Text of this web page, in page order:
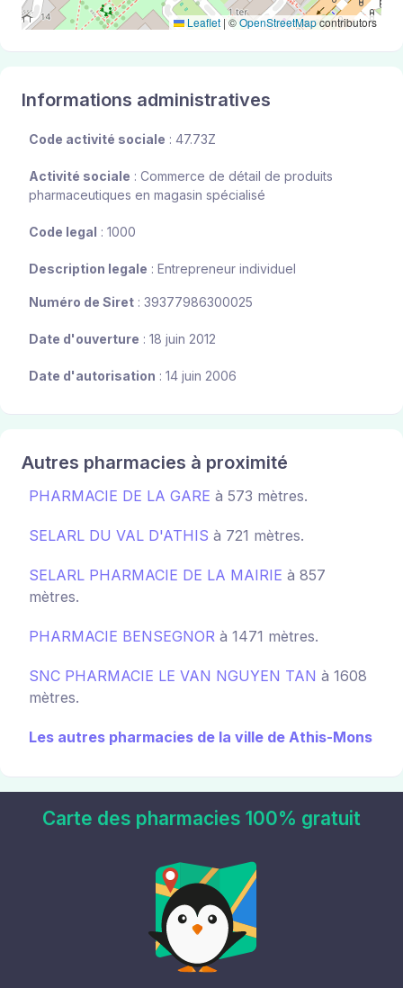
Leaflet |©OpenStreetMapcontributors
Informations administratives
Code activité sociale : 47.73Z
Activité sociale : Commerce de détail de produits
pharmaceutiques en magasin spécialisé
Code legal : 1000
Description legale : Entrepreneur individuel
Numéro de Siret : 39377986300025
Date d'ouverture : 18 juin 2012
Date d'autorisation : 14 juin 2006
Autres pharmacies à proximité
PHARMACIE DE LA GARE à 573 mètres.
SELARL DU VAL D'ATHIS à 721 mètres.
SELARL PHARMACIE DE LA MAIRIE à 857
mètres.
PHARMACIE BENSEGNOR à 1471 mètres.
SNC PHARMACIE LE VAN NGUYEN TAN à 1608
mètres.
Les autres pharmacies de la ville de Athis-Mons
Carte des pharmacies 100% gratuit